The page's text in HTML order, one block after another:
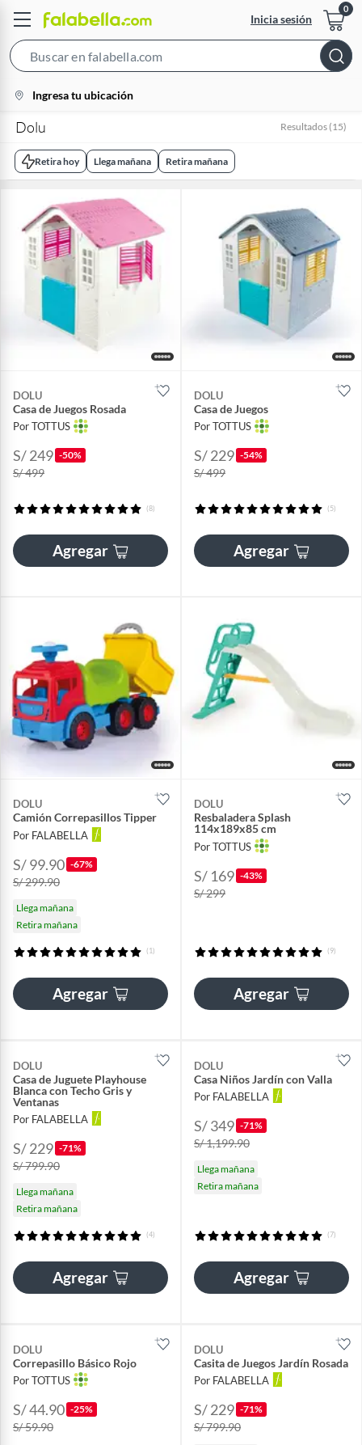
Inicia sesión
Bar
location-
icon
Ingresa tu ubicación
Dolu Resultados (15)
Retira hoy Llega mañana Retira mañana
DOLU
Casa de Juegos Rosada
Por TOTTUS
S/ 249 -50%
S/ 499
(8)
Agregar
DOLU
Casa de Juegos
Por TOTTUS
S/ 229 -54%
S/ 499
(5)
Agregar
DOLU
Camión Correpasillos Tipper
Por FALABELLA
S/ 99.90 -67%
S/ 299.90
Llega mañana
Retira mañana
(1)
Agregar
DOLU
Resbaladera Splash
114x189x85 cm
Por TOTTUS
S/ 169 -43%
S/ 299
(9)
Agregar
DOLU
Casa de Juguete Playhouse
Blanca con Techo Gris y
Ventanas
Por FALABELLA
S/ 229 -71%
S/ 799.90
Llega mañana
Retira mañana
(4)
Agregar
DOLU
Casa Niños Jardín con Valla
Por FALABELLA
S/ 349 -71%
S/ 1,199.90
Llega mañana
Retira mañana
(7)
Agregar
DOLU
Correpasillo Básico Rojo
Por TOTTUS
S/ 44.90 -25%
S/ 59.90
DOLU
Casita de Juegos Jardín Rosada
Por FALABELLA
S/ 229 -71%
S/ 799.90